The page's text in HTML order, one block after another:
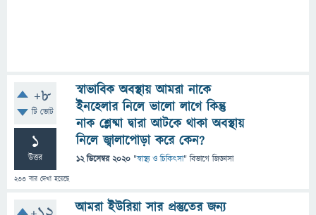
+8
টি ভোট
1
উত্তর
233 বার দেখা হয়েছে
স্বাভাবিক অবস্থায় আমরা নাকে
ইনহেলার নিলে ভালো লাগে কিন্তু
নাক শ্লেষ্মা দ্বারা আটকে থাকা অবস্থায়
নিলে জ্বালাপোড়া করে কেন?
12 ডিসেম্বর 2020 "স্বাস্থ্য ও চিকিৎসা" বিভাগে জিজ্ঞাসা
আমরা ইউরিয়া সার প্রস্তুতের জন্য